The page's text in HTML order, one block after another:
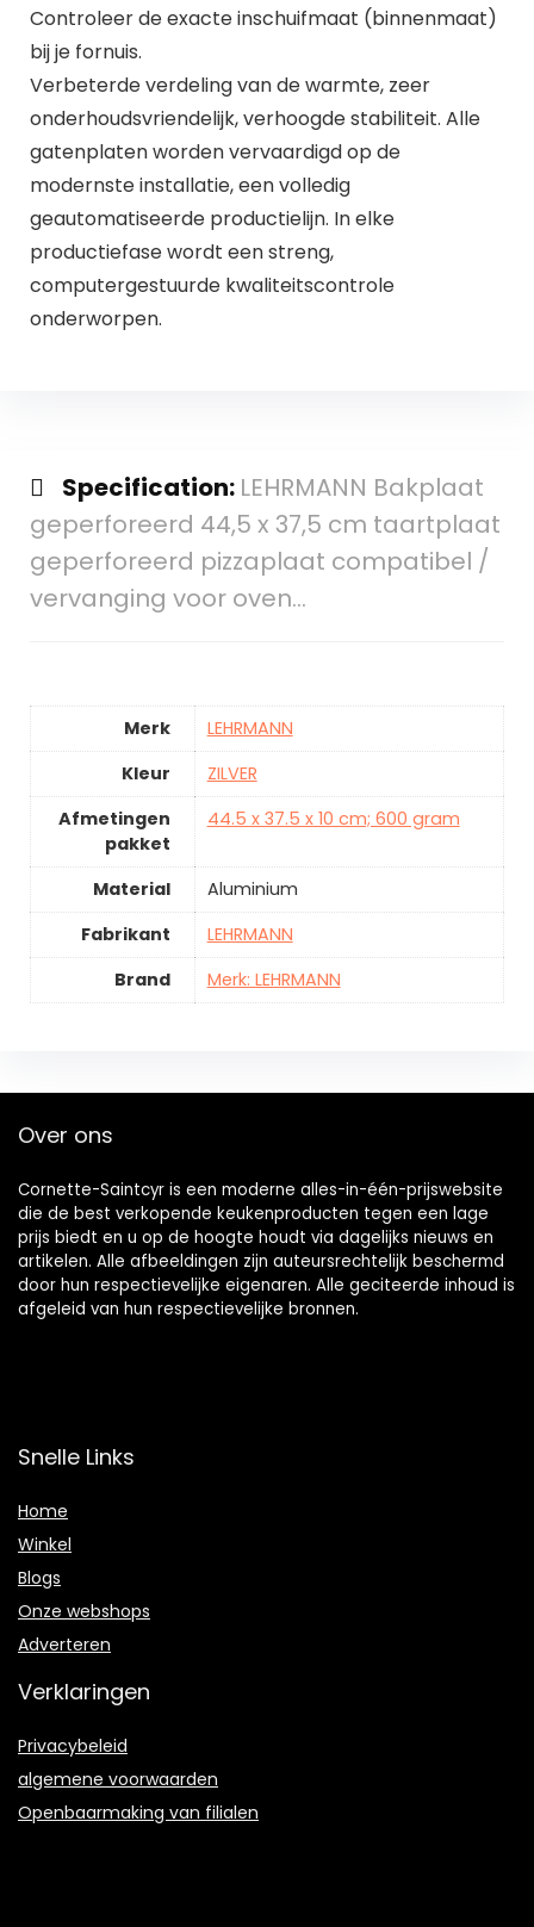
Controleer de exacte inschuifmaat (binnenmaat)
bij je fornuis.
Verbeterde verdeling van de warmte, zeer
onderhoudsvriendelijk, verhoogde stabiliteit. Alle
gatenplaten worden vervaardigd op de
modernste installatie, een volledig
geautomatiseerde productielijn. In elke
productiefase wordt een streng,
computergestuurde kwaliteitscontrole
onderworpen.
Specification: LEHRMANN Bakplaat
geperforeerd 44,5 x 37,5 cm taartplaat
geperforeerd pizzaplaat compatibel /
vervanging voor oven…
Merk
LEHRMANN
Kleur
ZILVER
Afmetingen
pakket
44.5 x 37.5 x 10 cm; 600 gram
Material
Aluminium
Fabrikant
LEHRMANN
Brand
Merk: LEHRMANN
Over ons
Cornette-Saintcyr is een moderne alles-in-één-prijswebsite
die de best verkopende keukenproducten tegen een lage
prijs biedt en u op de hoogte houdt via dagelijks nieuws en
artikelen. Alle afbeeldingen zijn auteursrechtelijk beschermd
door hun respectievelijke eigenaren. Alle geciteerde inhoud is
afgeleid van hun respectievelijke bronnen.
Snelle Links
Home
Winkel
Blogs
Onze webshops
Adverteren
Verklaringen
Privacybeleid
algemene voorwaarden
Openbaarmaking van filialen